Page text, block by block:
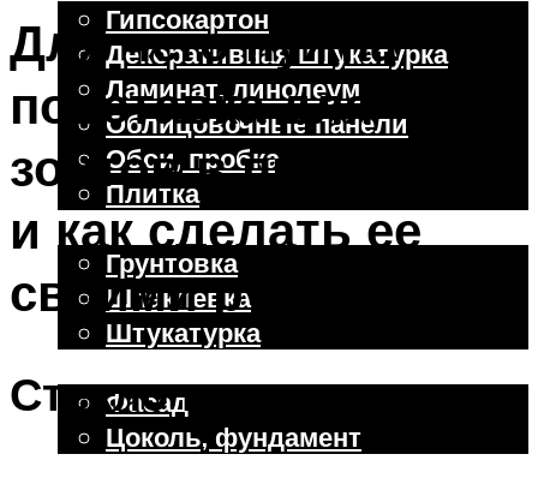
Гипсокартон
Декоративная штукатурка
Ламинат, линолеум
Облицовочные панели
Обои, пробка
Плитка
Отделочные работы
Грунтовка
Шпаклевка
Штукатурка
Фасад
Цоколь, фундамент
Для чего нужна
подставка для
зонтов в прихожую
и как сделать ее
своими руками
Стекло и керамика